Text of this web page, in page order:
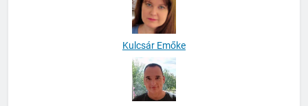
Kulcsár Emőke